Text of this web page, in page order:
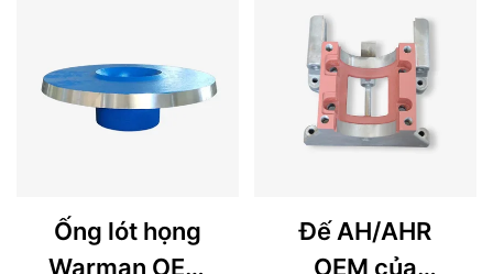
công chính xác
Ống lót họng
Warman OEM
Đế AH/AHR
OEM của